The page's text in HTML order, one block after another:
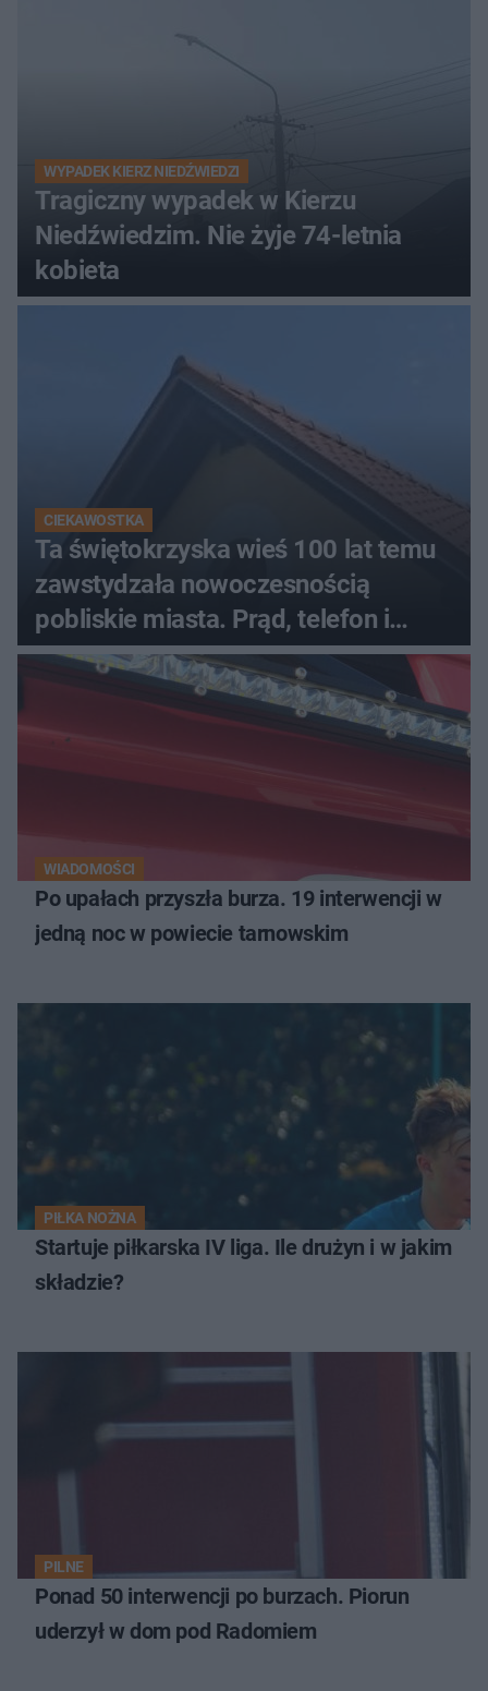
WYPADEK KIERZ NIEDŹWIEDZI
Tragiczny wypadek w Kierzu
Niedźwiedzim. Nie żyje 74-letnia
kobieta
CIEKAWOSTKA
Ta świętokrzyska wieś 100 lat temu
zawstydzała nowoczesnością
pobliskie miasta. Prąd, telefon i
luksusowa auta
WIADOMOŚCI
Po upałach przyszła burza. 19 interwencji w
jedną noc w powiecie tarnowskim
PIŁKA NOŻNA
Startuje piłkarska IV liga. Ile drużyn i w jakim
składzie?
PILNE
Ponad 50 interwencji po burzach. Piorun
uderzył w dom pod Radomiem